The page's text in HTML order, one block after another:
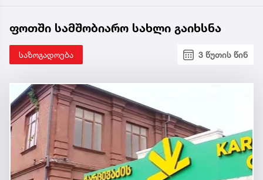
ფოთში სამშობიარო სახლი გაიხსნა
საზოგადოება 3 წუთის წინ